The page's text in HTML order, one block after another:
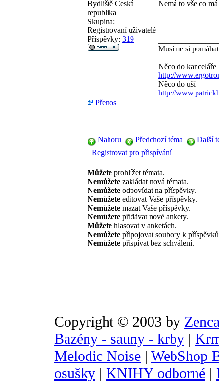
Bydliště Česká
republika
Skupina:
Registrovaní uživatelé
Příspěvky: 319
Nemá to vše co
Musíme si
Něco do kanceláře
http://
Něco do uší
http://
Přenos
Nahoru Předchozí téma
Další
Registrovat pro přispívání
Můžete prohlížet témata.
Nemůžete zakládat nová témata.
Nemůžete odpovídat na příspěvky.
Nemůžete editovat Vaše příspěvky.
Nemůžete mazat Vaše příspěvky.
Nemůžete přidávat nové ankety.
Můžete hlasovat v anketách.
Nemůžete připojovat soubory k
Nemůžete přispívat bez schválení.
Copyright © 2003 by
Bazény - sauny - krby |
Melodic Noise | WebShop
osušky | KNIHY odborné |